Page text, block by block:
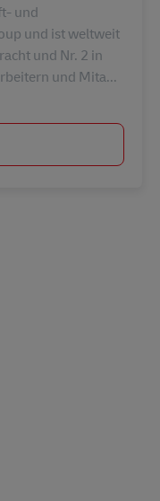
und
und ist weltweit
und Nr. 2 in
und Mita...